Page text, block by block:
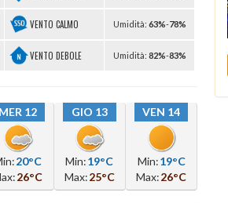
VENTO CALMO Umidità: 63%-78%
VENTO DEBOLE Umidità: 82%-83%
MER 12
20°C
26°C
GIO 13
Min:19°C
Max:25°C
VEN 14
Min:19°C
Max:26°C